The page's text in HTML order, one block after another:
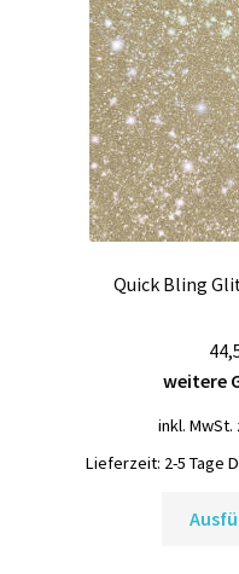
Quick Bling
weitere
inkl. MwSt.
Lieferzeit: 2-5 Tage